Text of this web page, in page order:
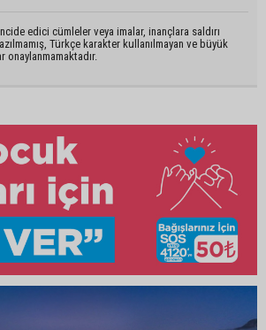
edici cümleler veya imalar, inançlara saldırı
Türkçe karakter kullanılmayan ve büyük
onaylanmamaktadır.